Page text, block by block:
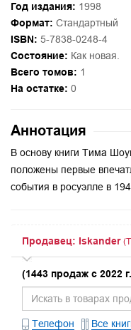
Год издания: 1998
Формат: Стандартный
ISBN: 5-7838-0248-4
Состояние: Как новая.
Всего томов: 1
На остатке: 0
Аннотация
В основу книги Тима
положены первые
события в росуэлле в
Продавец: Iskander
(1443 продаж с 2022
Телефон Все